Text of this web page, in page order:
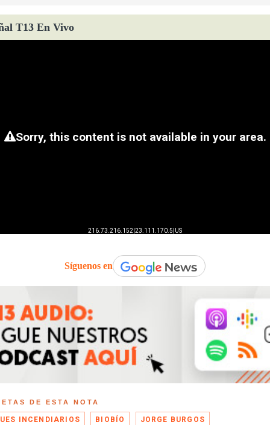
T13 En Vivo
Síguenos en
DE ESTA NOTA
INCENDIARIOS BIOBÍO JORGE BURGOS